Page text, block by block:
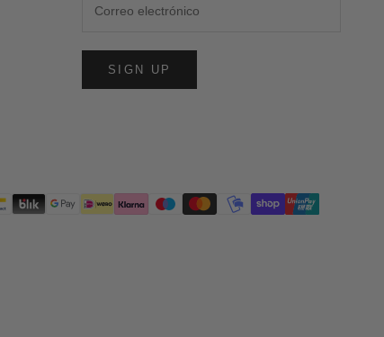
SIGN UP